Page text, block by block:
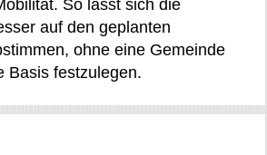
So lässt sich die
auf den geplanten
ohne eine Gemeinde
Basis festzulegen.